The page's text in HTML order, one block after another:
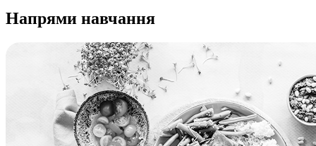
Напрями навчання